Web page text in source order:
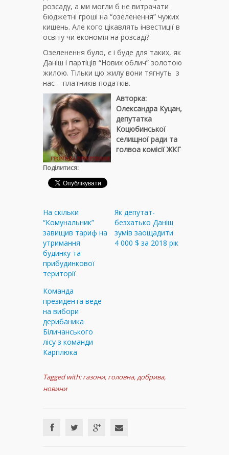
розсаду, а ми могли б не витрачати
бюджетні гроші на “озеленення” чужих
кишень. Але кого цікавлять інвестиції в
освіту чи економія на розсаді?
Озеленення було, є і буде для таких, як
Даніш і партіців “Нових облич” золотою
жилою. Тільки цю жилу вони тягнуть з
нас – платників податків.
Авторка:
Олександра Куцан,
депутатка
Коцюбинської
селищної ради та
голвоа комісії ЖКГ
Поділитися:
На скільки
“Комунальник”
завищив тариф на
утримання
будинку та
прибудинкової
території
Як депутат-
безхатько Даніш
зумів заощадити
4 000 $ за 2018 рік
Команда
президента веде
на вибори
дерибаника
Біличанського
лісу з команди
Карплюка
Tagged with: газони, головна,добрива,
новини